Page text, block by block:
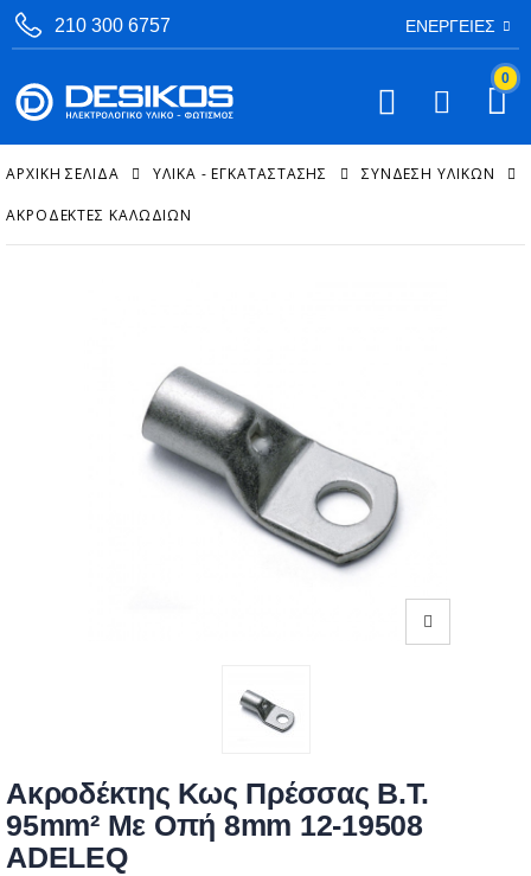
210 300 6757 ΕΝΈΡΓΕΙΕΣ
0
ΑΡΧΙΚΉ ΣΕΛΊΔΑ ΥΛΙΚΑ - ΕΓΚΑΤΑΣΤΑΣΗΣ ΣΎΝΔΕΣΗ ΥΛΙΚΏΝ
ΑΚΡΟΔΈΚΤΕΣ ΚΑΛΩΔΊΩΝ
Ακροδέκτης Κως Πρέσσας Β.Τ.
95mm² Με Οπή 8mm 12-19508
ADELEQ